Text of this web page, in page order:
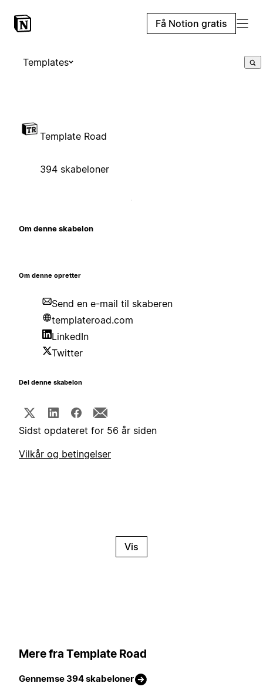
Få Notion gratis
Templates
Template Road
394 skabeloner
Om denne skabelon
Om denne opretter
Send en e-mail til skaberen
templateroad.com
LinkedIn
Twitter
Del denne skabelon
Sidst opdateret for 56 år siden
Vilkår og betingelser
Vis
Mere fra Template Road
Gennemse 394 skabeloner